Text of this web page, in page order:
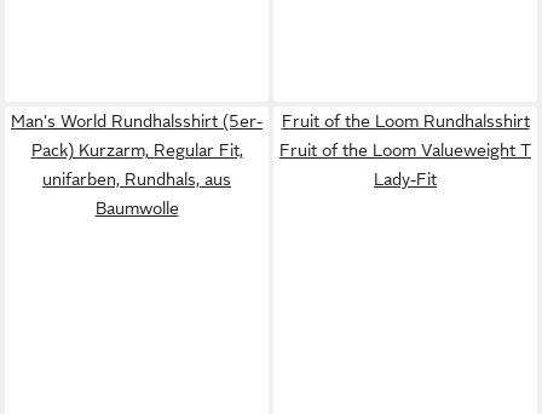
Man's World Rundhalsshirt (5er-
Pack) Kurzarm, Regular Fit,
unifarben, Rundhals, aus
Baumwolle
Fruit of the Loom Rundhalsshirt
Fruit of the Loom Valueweight T
Lady-Fit